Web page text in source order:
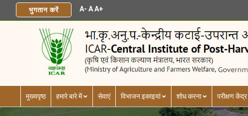
भुगतान करें A- AA+
मुख्यपृष्ठ हमारे बारे में सेवाएं विभाजन इकाइयां शोध करना परीक्षण केंद्र